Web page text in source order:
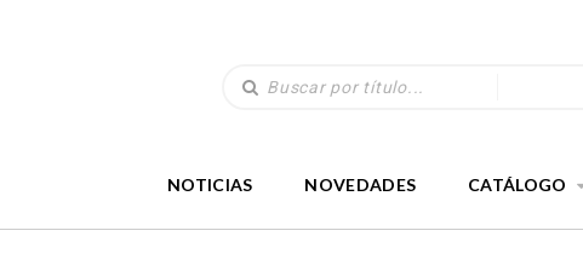
NOTICIAS NOVEDADES CATÁLOGO